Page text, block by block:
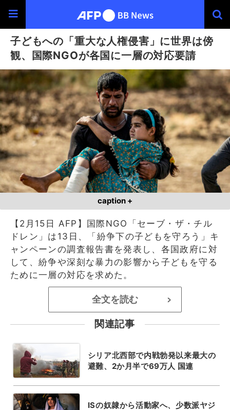
子どもへの「重大な人権侵害」に世界は傍
観、国際NGOが各国に一層の対応要請
caption +
【2月15日 AFP】国際NGO「セーブ・ザ・チル
ドレン」は13日、「紛争下の子どもを守ろう」キ
ャンペーンの調査報告書を発表し、各国政府に対
して、紛争や深刻な暴力の影響から子どもを守る
ために一層の対応を求めた。
全文を読む >
関連記事
シリア北西部で内戦勃発以来最大の
避難、2か月半で69万人 国連
ISの奴隷から活動家へ、少数派ヤジ